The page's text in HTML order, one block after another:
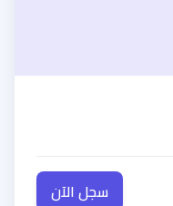
سجل الآن